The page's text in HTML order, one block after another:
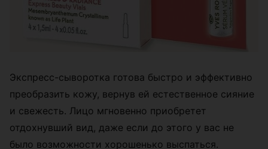
Экспресс-сыворотка готова быстро и эффективно
преобразить кожу, вернув ей естественное сияние
и свежесть. Лицо мгновенно приобретет
отдохнувший вид, даже если до этого у вас не
было возможности хорошенько выспаться.